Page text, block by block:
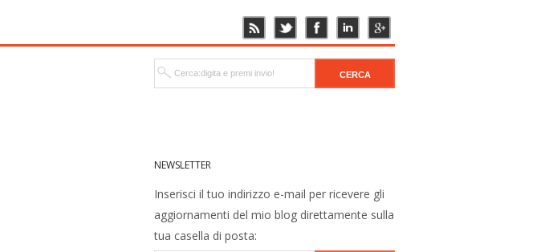
NEWSLETTER
Inserisci il tuo indirizzo e-mail per ricevere gli
aggiornamenti del mio blog direttamente sulla
tua casella di posta: